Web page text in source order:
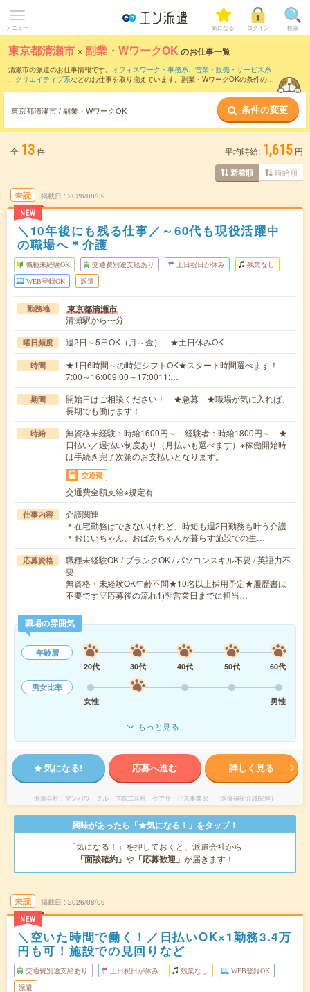
メニュー 気になる! ログイン 検索
東京都清瀬市 ×副業・WワークOK のお仕事一覧
清瀬市の派遣のお仕事情報です。 オフィスワーク・事務系、 営業・販売・サービス系
、 クリエイティブ系などのお仕事を取り揃えています。副業・WワークOKの条件の他
東京都清瀬市 / 副業・WワークOK 条件の変更
全 13件 平均時給: 1,615 円
新着順 時給順
未読
NEW
掲載日 2026/08/09
＼10年後にも残る仕事／～60代も現役活躍中
の職場へ＊介護
職種未経験OK 交通費別途支給あり 土日祝日が休み 残業なし
WEB登録OK 派遣
勤務地 東京都清瀬市
清瀬駅から---分
曜日頻度 週2日～5日OK（月～金） ★土日休みOK
時間
★1日6時間～の時短シフトOK★スタート時間選べます！
7:00～16:009:00～17:0011:…
期間
開始日はご相談ください！ ★急募 ★職場が気に入れば、
長期でも働けます！
時給
無資格未経験：時給1600円～ 経験者：時給1800円～ ★
日払い／週払い制度あり（月払いも選べます）※稼働開始時
は手続き完了次第のお支払いとなります。
交通費
交通費全額支給※規定有
仕事内容
介護関連
＊在宅勤務はできないけれど、時短も週2日勤務も叶う介護
＊おじいちゃん、おばあちゃんが暮らす施設での生…
応募資格
職種未経験OK / ブランクOK / パソコンスキル不要 / 英語力不
要
無資格・未経験OK年齢不問★10名以上採用予定★履歴書は
不要です▽応募後の流れ1)翌営業日までに担当…
職場の雰囲気
年齢層
20代
30代 40代 50代
60代
男女比率
女性
男性
もっと見る
気になる! 応募へ進む 詳しく見る
派遣会社 マンパワーグループ株式会社 ケアサービス事業部 （医療福祉介護関連）
興味があったら「★気になる！」をタップ！
「気になる！」を押しておくと、派遣会社から
「面談確約」 や 「応募歓迎」 が届きます！
未読
NEW
掲載日 2026/08/09
＼空いた時間で働く！／日払いOK×1勤務3.4万
円も可！施設での見回りなど
交通費別途支給あり 土日祝日が休み 残業なし WEB登録OK
派遣